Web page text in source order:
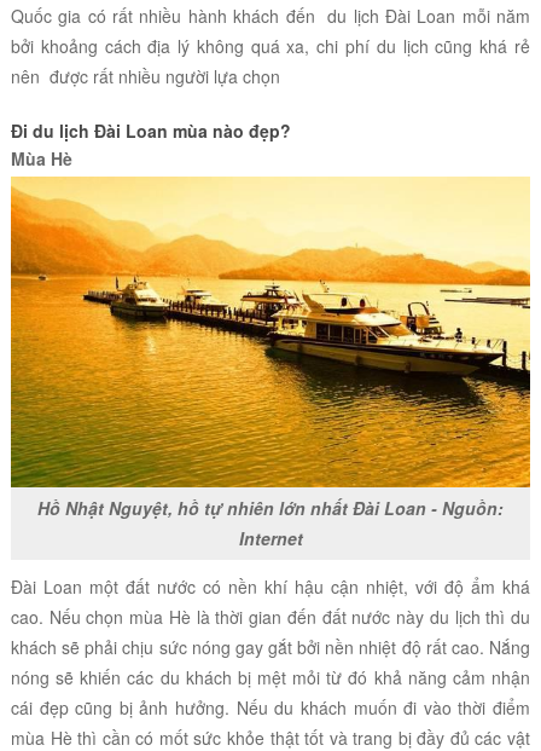
Quốc gia có rất nhiều hành khách đến du lịch Đài Loan mỗi năm
bởi khoảng cách địa lý không quá xa, chi phí du lịch cũng khá rẻ
nên được rất nhiều người lựa chọn
Đi du lịch Đài Loan mùa nào đẹp?
Mùa Hè
Hồ Nhật Nguyệt, hồ tự nhiên lớn nhất Đài Loan - Nguồn:
Internet
Đài Loan một đất nước có nền khí hậu cận nhiệt, với độ ẩm khá
cao. Nếu chọn mùa Hè là thời gian đến đất nước này du lịch thì du
khách sẽ phải chịu sức nóng gay gắt bởi nền nhiệt độ rất cao. Nắng
nóng sẽ khiến các du khách bị mệt mỏi từ đó khả năng cảm nhận
cái đẹp cũng bị ảnh hưởng. Nếu du khách muốn đi vào thời điểm
mùa Hè thì cần có mốt sức khỏe thật tốt và trang bị đầy đủ các vật